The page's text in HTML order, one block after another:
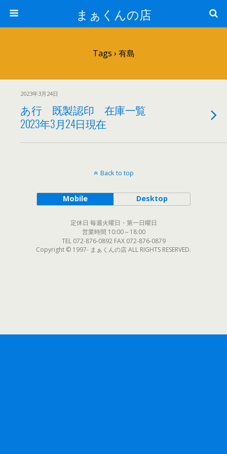
まぁくんの店
Tags › 有島
2023年3月24日
あ行 既製認印 在庫一覧
2023年3月24日現在
Back to top
Mobile Desktop
定休日 毎週火曜日・第一日曜日
営業時間 10:00～18:00
TEL 072-876-0892 FAX 072-876-0879
Copyright © 1997- まぁくんの店 ALL RIGHTS RESERVED.